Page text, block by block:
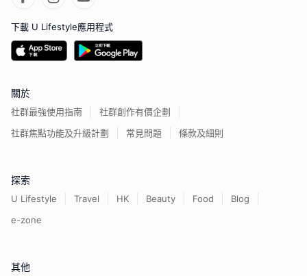
下載 U Lifestyle應用程式
關於
社群最強使用指南
社群創作有價企劃
社群焦點功能及升級計劃
常見問題 條款及細則
探索
U Lifestyle Travel HK Beauty Food
Blog
e-zone
其他